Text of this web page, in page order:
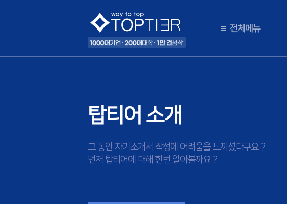
전체메뉴
탑티어 소개
그 동안 자기소개서 작성에 어려움을 느끼셨다구요 ?
먼저 탑티어에 대해 한번 알아볼까요 ?